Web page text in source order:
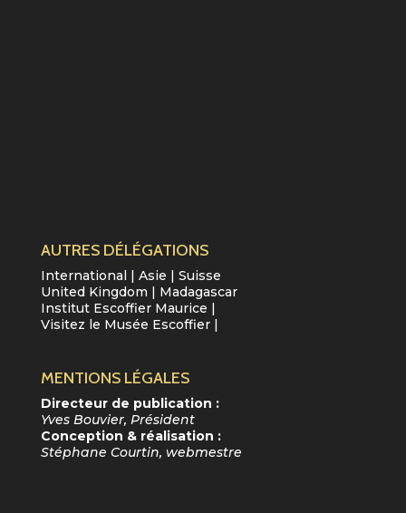
AUTRES DÉLÉGATIONS
International | Asie | Suisse
United Kingdom | Madagascar
Institut Escoffier Maurice |
Visitez le Musée Escoffier|
MENTIONS LÉGALES
Directeur de publication :
Yves Bouvier, Président
Conception & réalisation :
Stéphane Courtin, webmestre